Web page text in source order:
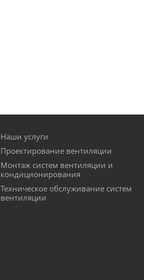
Наши услуги
Проектирование вентиляции
Монтаж систем вентиляции и
кондиционирования
Техническое обслуживание систем
вентиляции